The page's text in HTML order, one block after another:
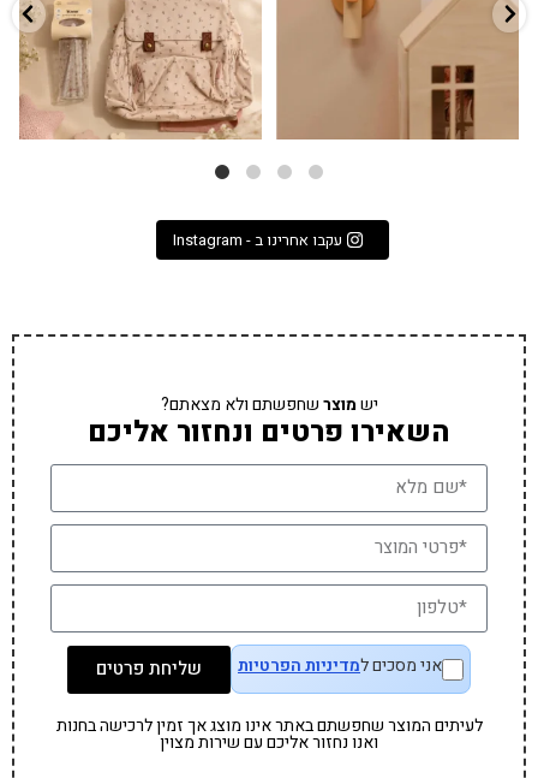
עקבו אחרינו ב - Instagram
ישמוצרשחפשתם ולא מצאתם?
השאירו פרטים ונחזור אליכם
אני מסכים למדיניות הפרטיות שליחת פרטים
לעיתים המוצר שחפשתם באתר אינו מוצג אך זמין לרכישה בחנות
ואנו נחזור אליכם עם שירות מצוין